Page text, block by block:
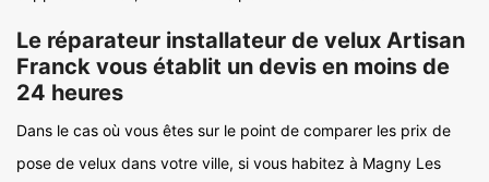
Le réparateur installateur de velux Artisan
Franck vous établit un devis en moins de
24 heures
Dans le cas où vous êtes sur le point de comparer les prix de
pose de velux dans votre ville, si vous habitez à Magny Les